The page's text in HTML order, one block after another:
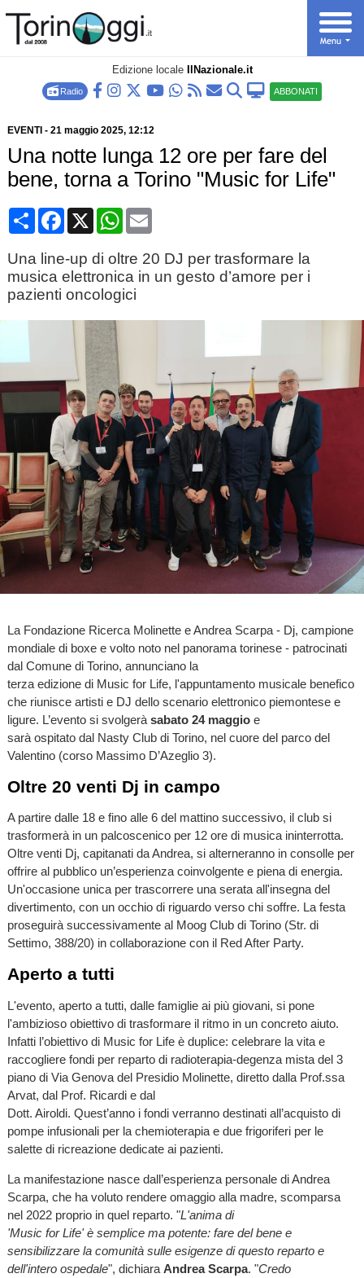
Edizione locale IlNazionale.it
Radio ABBONATI
EVENTI - 21 maggio 2025, 12:12
Una notte lunga 12 ore per fare del
bene, torna a Torino "Music for Life"
CondividiFacebook
X WhatsApp
Email
Una line-up di oltre 20 DJ per trasformare la
musica elettronica in un gesto d’amore per i
pazienti oncologici
La Fondazione Ricerca Molinette e Andrea Scarpa - Dj, campione
mondiale di boxe e volto noto nel panorama torinese - patrocinati
dal Comune di Torino, annunciano la
terza edizione di Music for Life, l'appuntamento musicale benefico
che riunisce artisti e DJ dello scenario elettronico piemontese e
ligure. L’evento si svolgerà sabato 24 maggioe
sarà ospitato dal Nasty Club di Torino, nel cuore del parco del
Valentino (corso Massimo D’Azeglio 3).
Oltre 20 venti Dj in campo
A partire dalle 18 e fino alle 6 del mattino successivo, il club si
trasformerà in un palcoscenico per 12 ore di musica ininterrotta.
Oltre venti Dj, capitanati da Andrea, si alterneranno in consolle per
offrire al pubblico un’esperienza coinvolgente e piena di energia.
Un'occasione unica per trascorrere una serata all'insegna del
divertimento, con un occhio di riguardo verso chi soffre. La festa
proseguirà successivamente al Moog Club di Torino (Str. di
Settimo, 388/20) in collaborazione con il Red After Party.
Aperto a tutti
L'evento, aperto a tutti, dalle famiglie ai più giovani, si pone
l'ambizioso obiettivo di trasformare il ritmo in un concreto aiuto.
Infatti l’obiettivo di Music for Life è duplice: celebrare la vita e
raccogliere fondi per reparto di radioterapia-degenza mista del 3
piano di Via Genova del Presidio Molinette, diretto dalla Prof.ssa
Arvat, dal Prof. Ricardi e dal
Dott. Airoldi. Quest’anno i fondi verranno destinati all’acquisto di
pompe infusionali per la chemioterapia e due frigoriferi per le
salette di ricreazione dedicate ai pazienti.
La manifestazione nasce dall’esperienza personale di Andrea
Scarpa, che ha voluto rendere omaggio alla madre, scomparsa
nel 2022 proprio in quel reparto. "L'anima di
'Music for Life' è semplice ma potente: fare del bene e
sensibilizzare la comunità sulle esigenze di questo reparto e
dell'intero ospedale", dichiara Andrea Scarpa. "Credo